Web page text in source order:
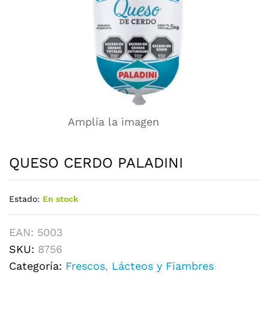
Amplía la imagen
QUESO CERDO PALADINI
Estado: En stock
EAN: 5003
SKU: 8756
Categoría: Frescos, Lácteos y Fiambres